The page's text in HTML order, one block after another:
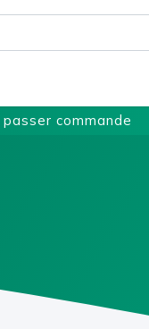
commande